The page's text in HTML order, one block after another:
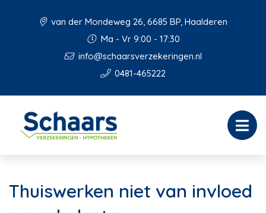
van der Mondeweg 26, 6685 BP, Haalderen
Ma - Vr 9:00 - 17:30
info@schaarsverzekeringen.nl
0481-465222
Thuiswerken niet van invloed